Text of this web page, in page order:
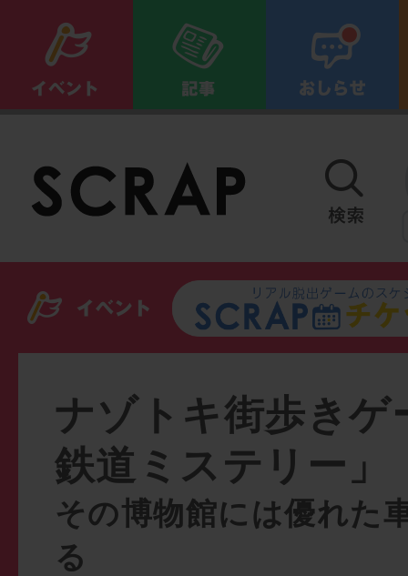
ナゾトキ街歩きゲ
鉄道ミステリー」
その博物館には優れた
る